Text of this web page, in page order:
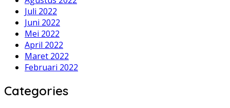
Juli 2022
Juni 2022
Mei 2022
April 2022
Maret 2022
Februari 2022
Categories